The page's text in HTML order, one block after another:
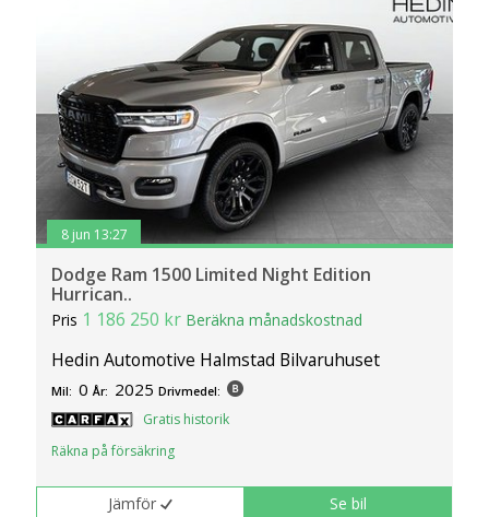
8 jun 13:27
Dodge Ram 1500 Limited Night Edition
Hurrican..
Pris 1 186 250 kr Beräkna månadskostnad
Hedin Automotive Halmstad Bilvaruhuset
Mil: 0 År: 2025 Drivmedel:
Gratis historik
Räkna på försäkring
Jämför Se bil